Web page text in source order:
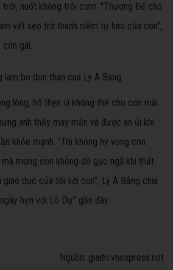
trời, nuốt không trôi cơm. "Thượng Đế cho
vết sẹo trở thành niềm tự hào của con",
gái.
lòng, hổ thẹn vì không thể cho con mái
anh thấy may mắn và được an ủi khi
khỏe mạnh. "Tôi không hy vọng con
mong con không dễ gục ngã khi thất
dục của tôi với con", Lý Á Bằng chia
hẹn với Lỗ Dự" gần đây.
Nguồn: giaitri.vnexpress.net